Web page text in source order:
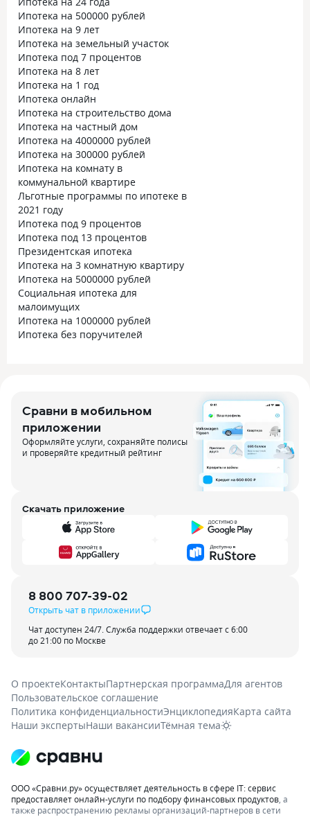
Ипотека на 500000 рублей
Ипотека на 9 лет
Ипотека на земельный участок
Ипотека под 7 процентов
Ипотека на 8 лет
Ипотека на 1 год
Ипотека онлайн
Ипотека на строительство дома
Ипотека на частный дом
Ипотека на 4000000 рублей
Ипотека на 300000 рублей
Ипотека на комнату в
коммунальной квартире
Льготные программы по ипотеке в
2021 году
Ипотека под 9 процентов
Ипотека под 13 процентов
Президентская ипотека
Ипотека на 3 комнатную квартиру
Ипотека на 5000000 рублей
Социальная ипотека для
малоимущих
Ипотека на 1000000 рублей
Ипотека без поручителей
Сравни в мобильном
приложении
Оформляйте услуги, сохраняйте полисы
и проверяйте кредитный рейтинг
Скачать приложение
8 800 707-39-02
Открыть чат в приложении
Чат доступен 24/7. Служба поддержки отвечает с 6:00
до 21:00 по Москве
О проектеКонтактыПартнерская программаДля агентов
Пользовательское соглашение
Политика конфиденциальностиЭнциклопедияКарта сайта
Наши экспертыНаши вакансииТёмная тема
ООО «Сравни.ру» осуществляет деятельность в сфере IT: сервис
предоставляет онлайн-услуги по подбору финансовых продуктов , а
также распространению рекламы организаций-партнеров в сети